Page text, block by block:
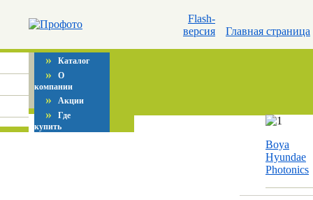
Flash-
версия
Главная страница
» Каталог
» О
компании
» Акции
» Где
купить
Boya
Hyundae
Photonics